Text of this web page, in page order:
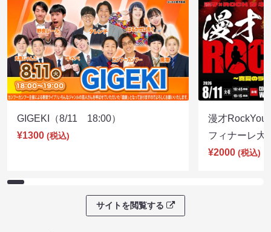
GIGEKI（8/11 18:00）
¥1300 (税込)
漫才RockYou
フィナーレ
¥2000 (税込)
サイトを閲覧する